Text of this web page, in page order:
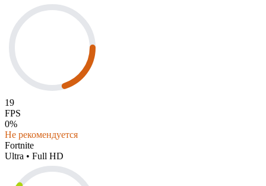
19
FPS
0%
Не рекомендуется
Fortnite
Ultra • Full HD